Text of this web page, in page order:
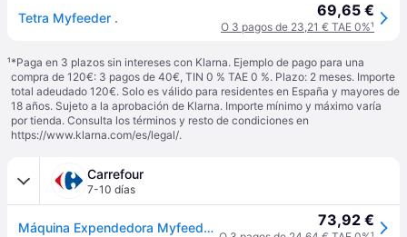
Tetra Myfeeder . 69,65 €
O 3 pagos de 23,21 € TAE 0%¹
¹*Paga en 3 plazos sin intereses con Klarna. Ejemplo de pago para una
compra de 120€: 3 pagos de 40€, TIN 0 % TAE 0 %. Plazo: 2 meses. Importe
total adeudado 120€. Solo es válido para residentes en España y mayores de
18 años. Sujeto a la aprobación de Klarna. Importe mínimo y máximo varía
por tienda. Consulta los términos y resto de condiciones en
https://www.klarna.com/es/legal/.
Carrefour
7-10 días
Máquina Expendedora Myfeeder Tetra 73,92 €